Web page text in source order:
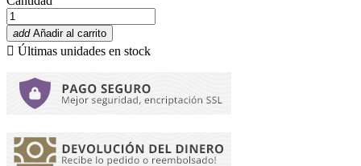
add Añadir al carrito
 Últimas unidades en stock